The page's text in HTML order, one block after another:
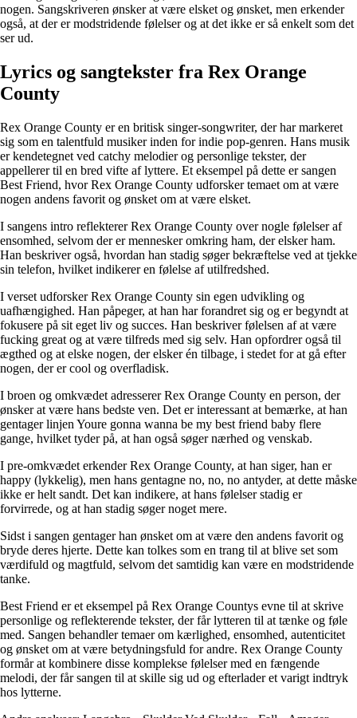
nogen. Sangskriveren ønsker at være elsket og ønsket, men erkender
også, at der er modstridende følelser og at det ikke er så enkelt som det
ser ud.
Lyrics og sangtekster fra Rex Orange
County
Rex Orange County er en britisk singer-songwriter, der har markeret
sig som en talentfuld musiker inden for indie pop-genren. Hans musik
er kendetegnet ved catchy melodier og personlige tekster, der
appellerer til en bred vifte af lyttere. Et eksempel på dette er sangen
Best Friend, hvor Rex Orange County udforsker temaet om at være
nogen andens favorit og ønsket om at være elsket.
I sangens intro reflekterer Rex Orange County over nogle følelser af
ensomhed, selvom der er mennesker omkring ham, der elsker ham.
Han beskriver også, hvordan han stadig søger bekræftelse ved at tjekke
sin telefon, hvilket indikerer en følelse af utilfredshed.
I verset udforsker Rex Orange County sin egen udvikling og
uafhængighed. Han påpeger, at han har forandret sig og er begyndt at
fokusere på sit eget liv og succes. Han beskriver følelsen af at være
fucking great og at være tilfreds med sig selv. Han opfordrer også til
ægthed og at elske nogen, der elsker én tilbage, i stedet for at gå efter
nogen, der er cool og overfladisk.
I broen og omkvædet adresserer Rex Orange County en person, der
ønsker at være hans bedste ven. Det er interessant at bemærke, at han
gentager linjen Youre gonna wanna be my best friend baby flere
gange, hvilket tyder på, at han også søger nærhed og venskab.
I pre-omkvædet erkender Rex Orange County, at han siger, han er
happy (lykkelig), men hans gentagne no, no, no antyder, at dette måske
ikke er helt sandt. Det kan indikere, at hans følelser stadig er
forvirrede, og at han stadig søger noget mere.
Sidst i sangen gentager han ønsket om at være den andens favorit og
bryde deres hjerte. Dette kan tolkes som en trang til at blive set som
værdifuld og magtfuld, selvom det samtidig kan være en modstridende
tanke.
Best Friend er et eksempel på Rex Orange Countys evne til at skrive
personlige og reflekterende tekster, der får lytteren til at tænke og føle
med. Sangen behandler temaer om kærlighed, ensomhed, autenticitet
og ønsket om at være betydningsfuld for andre. Rex Orange County
formår at kombinere disse komplekse følelser med en fængende
melodi, der får sangen til at skille sig ud og efterlader et varigt indtryk
hos lytterne.